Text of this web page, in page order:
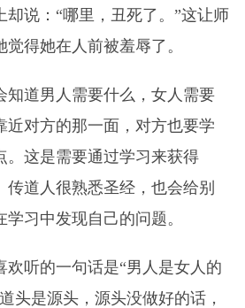
却说：“哪里，丑死了。”这让师
得她在人前被羞辱了。
知道男人需要什么，女人需要
近对方的那一面，对方也要学
。这是需要通过学习来获得
传道人很熟悉圣经，也会给别
习中发现自己的问题。
欢听的一句话是“男人是女人的
头是源头，源头没做好的话，